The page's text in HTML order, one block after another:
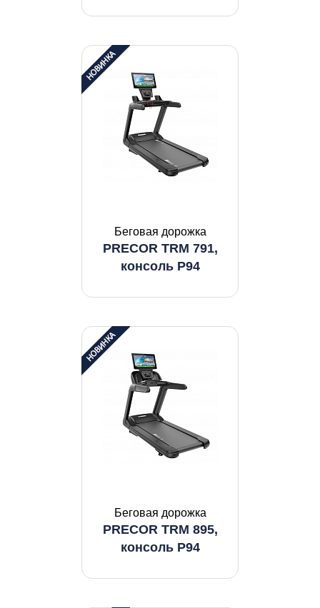
Беговая дорожка
PRECOR TRM 791,
консоль P94
Беговая дорожка
PRECOR TRM 895,
консоль P94